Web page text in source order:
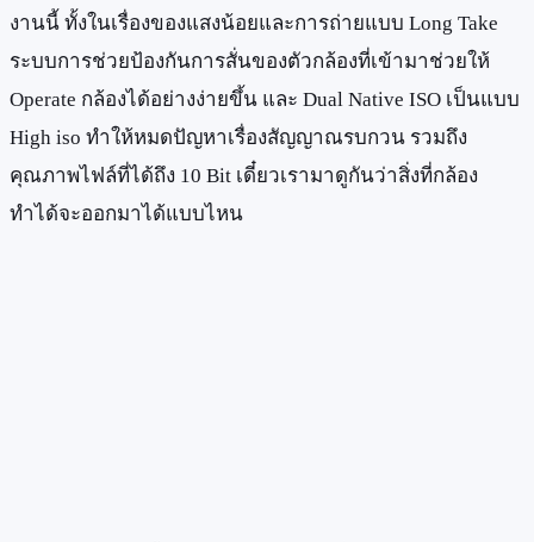
งานนี้ ทั้งในเรื่องของแสงน้อยและการถ่ายแบบ Long Take
ระบบการช่วยป้องกันการสั่นของตัวกล้องที่เข้ามาช่วยให้
Operate กล้องได้อย่างง่ายขึ้น และ Dual Native ISO เป็นแบบ
High iso ทำให้หมดปัญหาเรื่องสัญญาณรบกวน รวมถึง
คุณภาพไฟล์ที่ได้ถึง 10 Bit เดี๋ยวเรามาดูกันว่าสิ่งที่กล้อง
ทำได้จะออกมาได้แบบไหน